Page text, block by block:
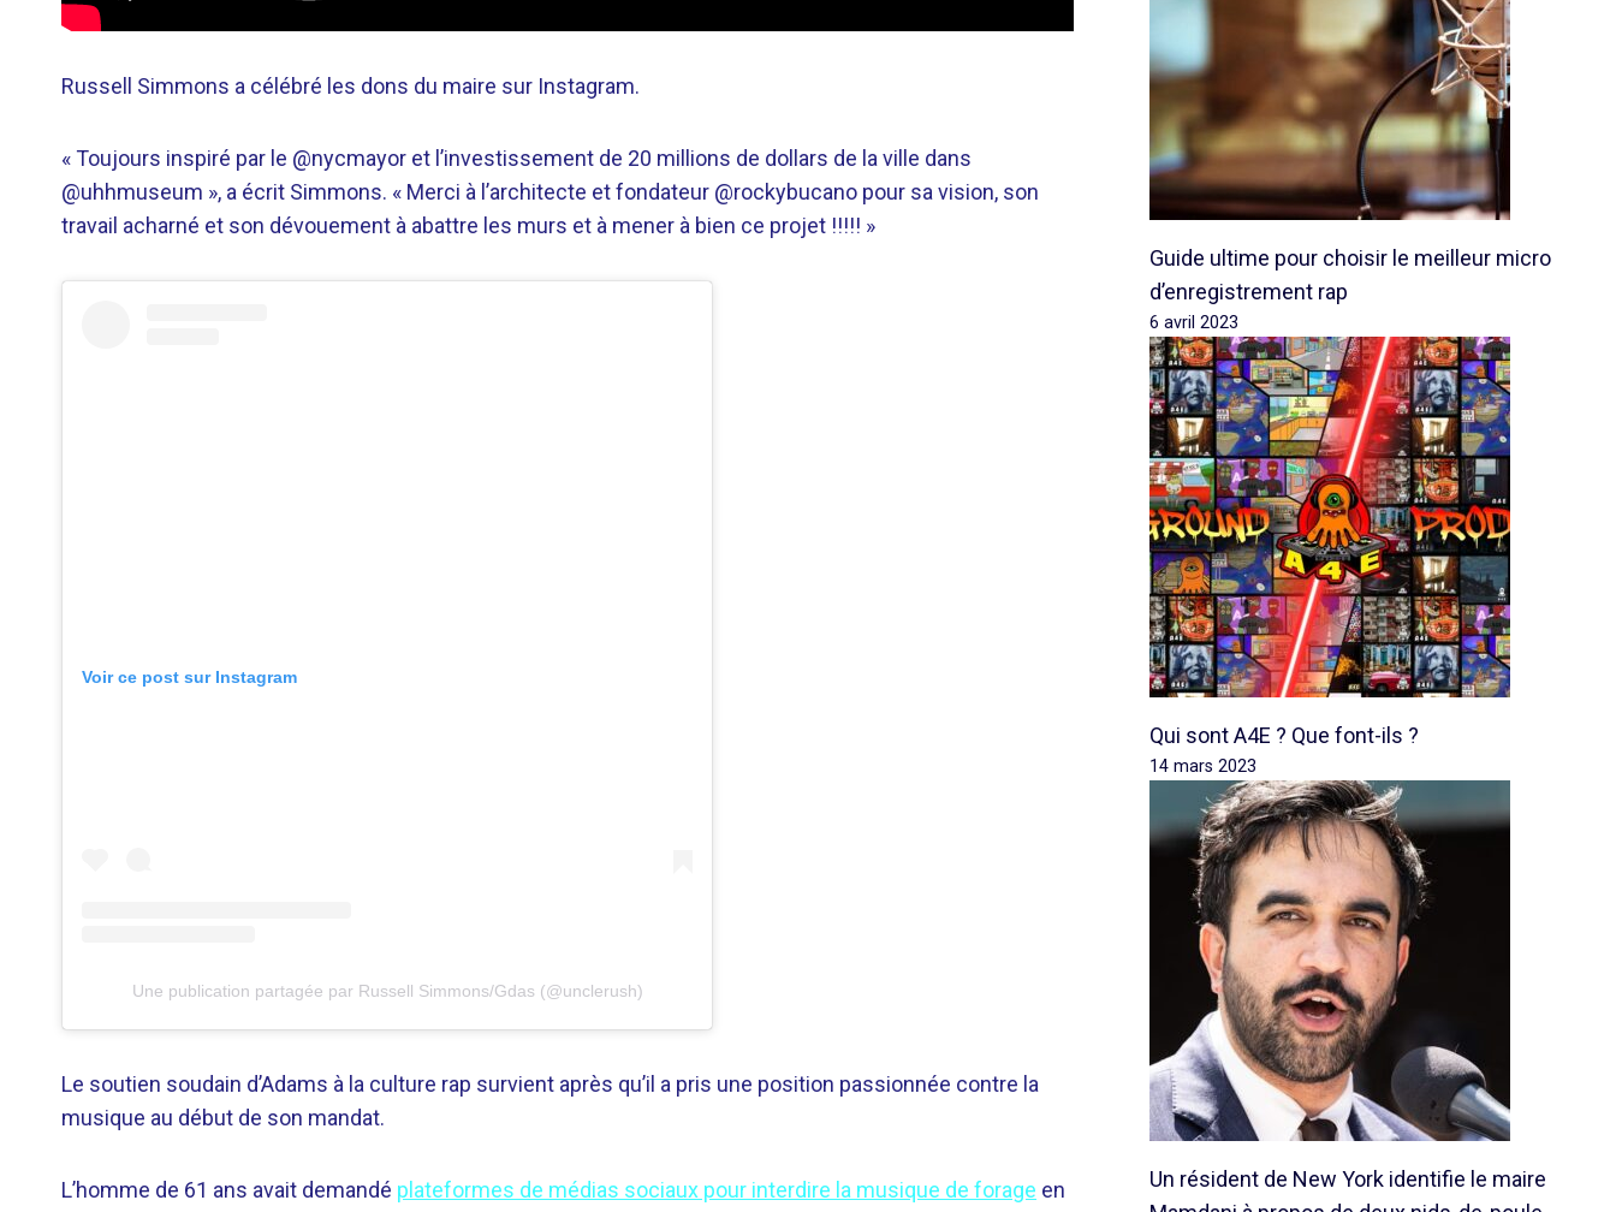
Russell Simmons a célébré les dons du maire sur Instagram.
« Toujours inspiré par le @nycmayor et l’investissement de 20 millions de dollars de la ville dans
@uhhmuseum », a écrit Simmons. « Merci à l’architecte et fondateur @rockybucano pour sa vision, son
travail acharné et son dévouement à abattre les murs et à mener à bien ce projet !!!!! »
Voir ce post sur Instagram
Une publication partagée par Russell Simmons/Gdas (@unclerush)
Le soutien soudain d’Adams à la culture rap survient après qu’il a pris une position passionnée contre la
musique au début de son mandat.
L’homme de 61 ans avait demandé plateformes de médias sociaux pour interdire la musique de forage en
Guide ultime pour choisir le meilleur micro
d’enregistrement rap
6 avril 2023
Qui sont A4E ? Que font-ils ?
14 mars 2023
Un résident de New York identifie le maire